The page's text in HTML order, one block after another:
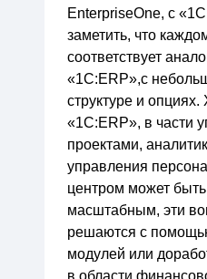
EnterpriseOne, с
заметить, что
соответствует
«1С:ERP»,с
структуре и
«1С:ERP», в части
проектами,
управления
центром может
масштабным, эти
решаются с
модулей или
в области